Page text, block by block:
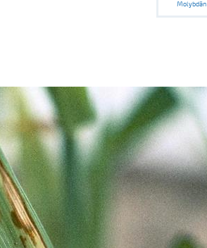
Molybdän